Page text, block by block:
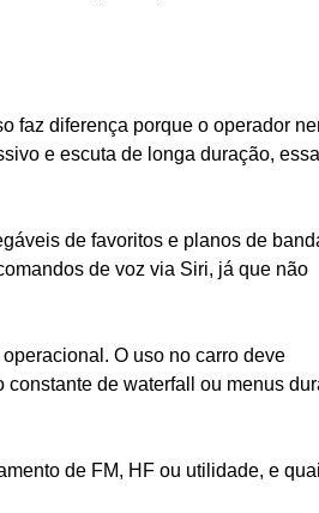
faz diferença porque o operador
e escuta de longa duração, essa
de favoritos e planos de
de voz via Siri, já que não
O uso no carro deve
de waterfall ou menus
de FM, HF ou utilidade, e